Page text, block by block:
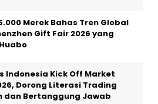
Merek Bahas Tren Global
Gift Fair 2026 yang
Indonesia Kick Off Market
Dorong Literasi Trading
dan Bertanggung Jawab